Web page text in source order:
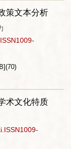
策文本分析
](70)
术文化特质